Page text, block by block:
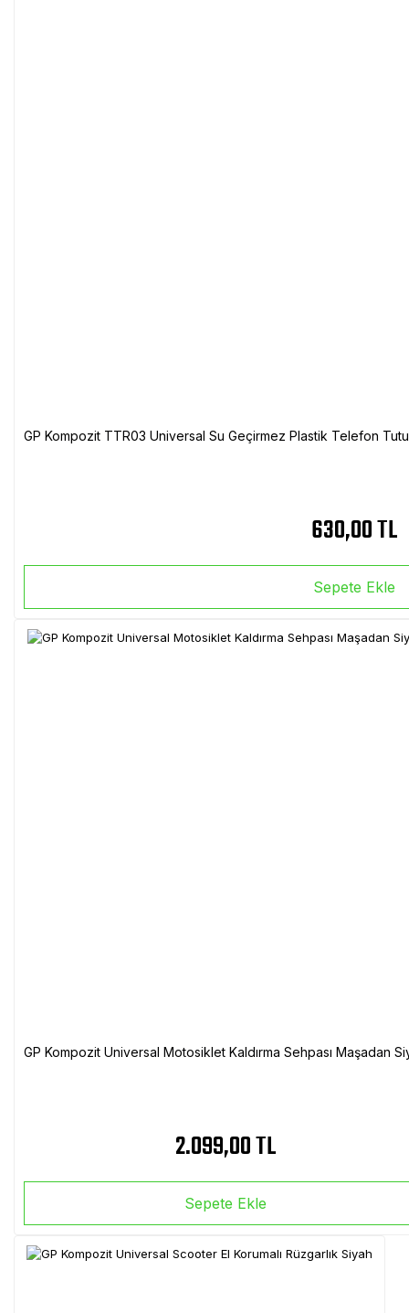
GP Kompozit TTR03 Universal Su Geçirmez Plastik Telefon
630,00 TL
Sepete Ekle
GP Kompozit Universal Motosiklet Kaldırma Sehpası Maşadan
2.099,00 TL
Sepete Ekle